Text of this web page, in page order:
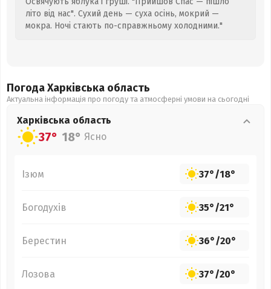
літо від нас". Сухий день — суха осінь, мокрий —
мокра. Ночі стають по-справжньому холодними."
Погода Харківська область
Актуальна інформація про погоду та атмосферні умови на сьогодні
Харківська область
37° 18° Ясно
Ізюм 37°/18°
Богодухів 35°/21°
Берестин 36°/20°
Лозова 37°/20°